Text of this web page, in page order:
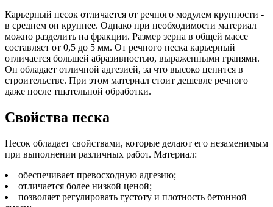
Карьерный песок отличается от речного модулем крупности -
в среднем он крупнее. Однако при необходимости материал
можно разделить на фракции. Размер зерна в общей массе
составляет от 0,5 до 5 мм. От речного песка карьерный
отличается большей абразивностью, выраженными гранями.
Он обладает отличной адгезией, за что высоко ценится в
строительстве. При этом материал стоит дешевле речного
даже после тщательной обработки.
Свойства песка
Песок обладает свойствами, которые делают его незаменимым
при выполнении различных работ. Материал:
обеспечивает превосходную адгезию;
отличается более низкой ценой;
позволяет регулировать густоту и плотность бетонной